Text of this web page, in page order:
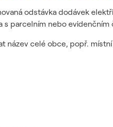
odstávka dodávek
s parcelním nebo evidenčním
celé obce, popř.